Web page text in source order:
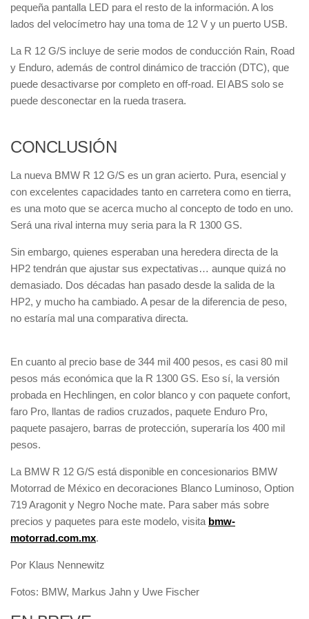
pequeña pantalla LED para el resto de la información. A los
lados del velocímetro hay una toma de 12 V y un puerto USB.
La R 12 G/S incluye de serie modos de conducción Rain, Road
y Enduro, además de control dinámico de tracción (DTC), que
puede desactivarse por completo en off-road. El ABS solo se
puede desconectar en la rueda trasera.
CONCLUSIÓN
La nueva BMW R 12 G/S es un gran acierto. Pura, esencial y
con excelentes capacidades tanto en carretera como en tierra,
es una moto que se acerca mucho al concepto de todo en uno.
Será una rival interna muy seria para la R 1300 GS.
Sin embargo, quienes esperaban una heredera directa de la
HP2 tendrán que ajustar sus expectativas… aunque quizá no
demasiado. Dos décadas han pasado desde la salida de la
HP2, y mucho ha cambiado. A pesar de la diferencia de peso,
no estaría mal una comparativa directa.
En cuanto al precio base de 344 mil 400 pesos, es casi 80 mil
pesos más económica que la R 1300 GS. Eso sí, la versión
probada en Hechlingen, en color blanco y con paquete confort,
faro Pro, llantas de radios cruzados, paquete Enduro Pro,
paquete pasajero, barras de protección, superaría los 400 mil
pesos.
La BMW R 12 G/S está disponible en concesionarios BMW
Motorrad de México en decoraciones Blanco Luminoso, Option
719 Aragonit y Negro Noche mate. Para saber más sobre
precios y paquetes para este modelo, visita bmw-
motorrad.com.mx.
Por Klaus Nennewitz
Fotos: BMW, Markus Jahn y Uwe Fischer